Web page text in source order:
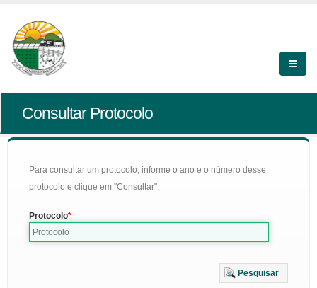
Consultar Protocolo
Para consultar um protocolo, informe o ano e o número desse
protocolo e clique em "Consultar".
Protocolo
Pesquisar